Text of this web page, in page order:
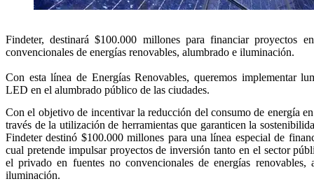
Findeter, destinará $100.000 millones para financiar proyectos
convencionales de energías renovables, alumbrado e iluminación.
Con esta línea de Energías Renovables, queremos implementar
LED en el alumbrado público de las ciudades.
Con el objetivo de incentivar la reducción del consumo de energía
través de la utilización de herramientas que garanticen la
Findeter destinó $100.000 millones para una línea especial de
cual pretende impulsar proyectos de inversión tanto en el sector
el privado en fuentes no convencionales de energías renovables,
iluminación.